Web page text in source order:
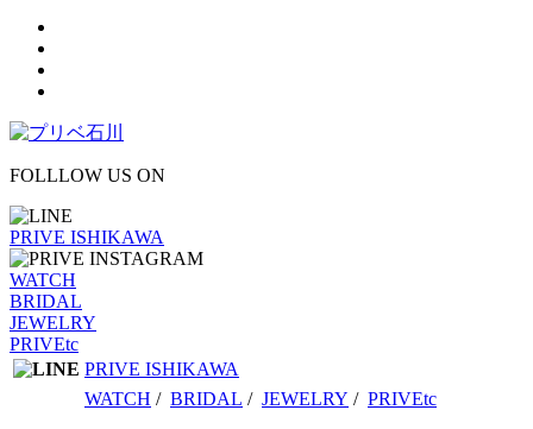
FOLLLOW US ON
PRIVE ISHIKAWA
WATCH
BRIDAL
JEWELRY
PRIVEtc
PRIVE ISHIKAWA
WATCH / BRIDAL / JEWELRY / PRIVEtc